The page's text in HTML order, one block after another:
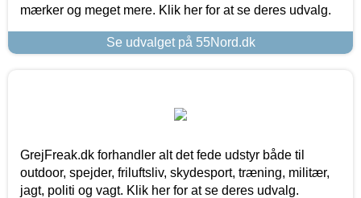
mærker og meget mere. Klik her for at se deres udvalg.
Se udvalget på 55Nord.dk
GrejFreak.dk forhandler alt det fede udstyr både til
outdoor, spejder, friluftsliv, skydesport, træning, militær,
jagt, politi og vagt. Klik her for at se deres udvalg.